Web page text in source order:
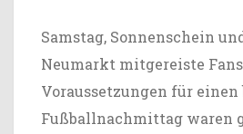
Samstag, Sonnenschein
Neumarkt mitgereiste
Voraussetzungen für einen
Fußballnachmittag waren